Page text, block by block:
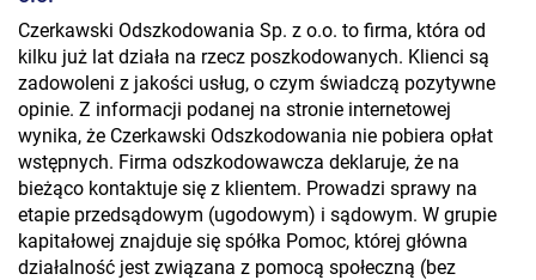
Czerkawski Odszkodowania Sp. z o.o. to firma, która od
kilku już lat działa na rzecz poszkodowanych. Klienci są
zadowoleni z jakości usług, o czym świadczą pozytywne
opinie. Z informacji podanej na stronie internetowej
wynika, że Czerkawski Odszkodowania nie pobiera opłat
wstępnych. Firma odszkodowawcza deklaruje, że na
bieżąco kontaktuje się z klientem. Prowadzi sprawy na
etapie przedsądowym (ugodowym) i sądowym. W grupie
kapitałowej znajduje się spółka Pomoc, której główna
działalność jest związana z pomocą społeczną (bez